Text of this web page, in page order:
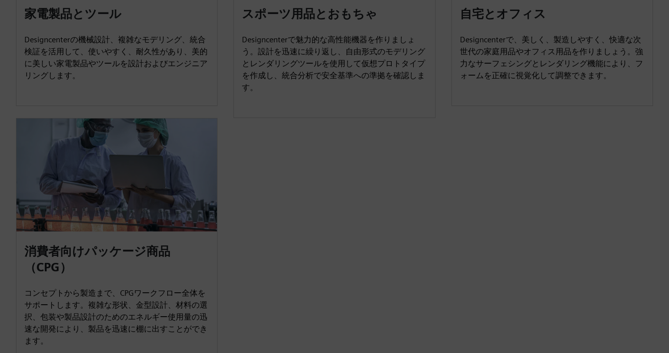
家電製品とツール
Designcenterの機械設計、複雑なモデリング、統合
検証を活用して、使いやすく、耐久性があり、美的
に美しい家電製品やツールを設計およびエンジニア
リングします。
スポーツ用品とおもちゃ
Designcenterで魅力的な高性能機器を作りましょ
う。設計を迅速に繰り返し、自由形式のモデリング
とレンダリングツールを使用して仮想プロトタイプ
を作成し、統合分析で安全基準への準拠を確認しま
す。
自宅とオフィス
Designcenterで、美しく、製造しやすく、快適な次
世代の家庭用品やオフィス用品を作りましょう。強
力なサーフェシングとレンダリング機能により、フ
ォームを正確に視覚化して調整できます。
消費者向けパッケージ商品
（CPG）
コンセプトから製造まで、CPGワークフロー全体を
サポートします。複雑な形状、金型設計、材料の選
択、包装や製品設計のためのエネルギー使用量の迅
速な開発により、製品を迅速に棚に出すことができ
ます。